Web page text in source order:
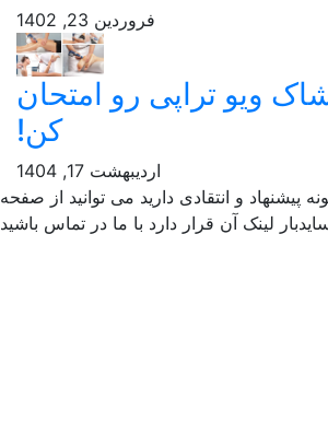
فروردین 23, 1402
تراپی رو امتحان
اردیبهشت 17, 1404
و انتقادی دارید می توانید از صفحه
آن قرار دارد با ما در تماس باشید